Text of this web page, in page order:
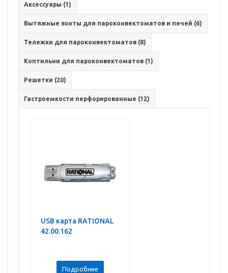
Аксессуары (1)
Вытяжные зонты для пароконвектоматов и печей (6)
Тележки для пароконвектоматов (8)
Коптильни для пароконвектоматов (1)
Решетки (20)
Гастроемкости перфорированные (12)
USB карта RATIONAL
42.00.162
Подробнее